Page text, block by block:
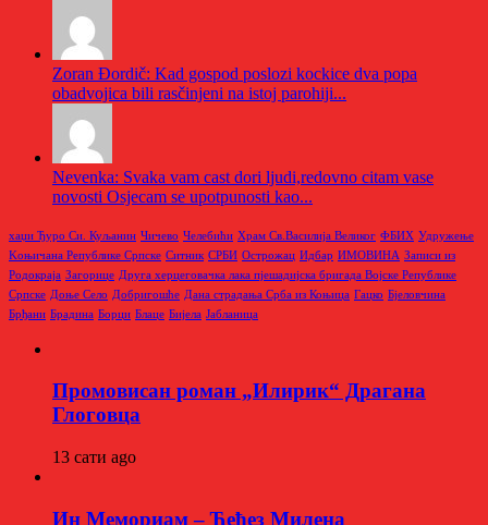
Zoran Đordič: Kad gospod poslozi kockice dva popa
obadvojica bili rasčinjeni na istoj parohiji...
Nevenka: Svaka vam cast dori ljudi,redovno citam vase
novosti Osjecam se upotpunosti kao...
хаџи Ђуро Си. Куљанин Чичево Челебићи Храм Св.Василија Великог ФБИХ Удружење
Kоњичана Републике Српске Ситник СРБИ Острожац Идбар ИМОВИНА Записи из
Родoкраја Загорице Друга херцеговачка лака пјешадијска бригада Војске Републике
Српске Доње Село Добригошће Дана страдања Срба из Коњица Гацко Бјеловчина
Брђани Брадина Борци Блаце Бијела Јабланица
Промовисан роман „Илирик“ Драгана
Глоговца
13 сати ago
Ин Мемориам – Ћећез Милена